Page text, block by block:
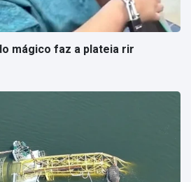
mágico faz a plateia rir